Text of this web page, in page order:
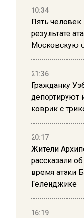
10:34
Пять человек
результате
Московскую
21:36
Гражданку
депортируют
коврик с
20:17
Жители
рассказали
время атаки
Геленджике
16:19